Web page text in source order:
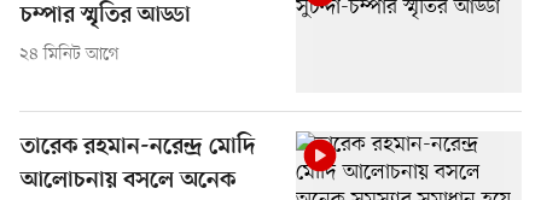
চম্পার স্মৃতির আড্ডা
২৪ মিনিট আগে
তারেক রহমান-নরেন্দ্র মোদি
আলোচনায় বসলে অনেক